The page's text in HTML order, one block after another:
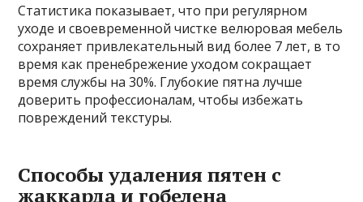
Статистика показывает, что при регулярном
уходе и своевременной чистке велюровая мебель
сохраняет привлекательный вид более 7 лет, в то
время как пренебрежение уходом сокращает
время службы на 30%. Глубокие пятна лучше
доверить профессионалам, чтобы избежать
повреждений текстуры.
Способы удаления пятен с
жаккарда и гобелена